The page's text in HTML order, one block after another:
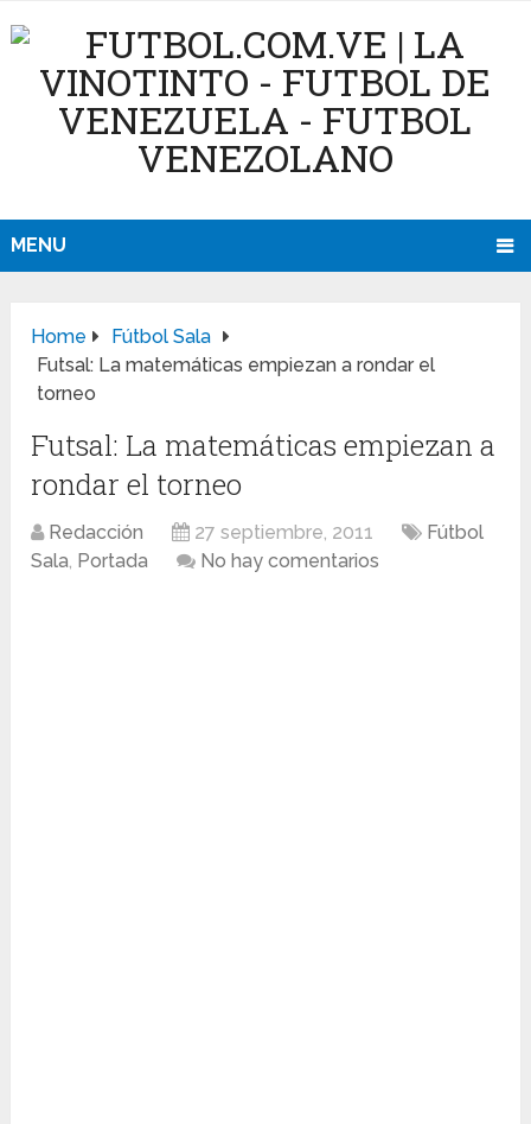
MENU
Home
Fútbol Sala
Futsal: La matemáticas empiezan a rondar el
torneo
Futsal: La matemáticas empiezan a
rondar el torneo
Redacción 27 septiembre, 2011
Fútbol
Sala, Portada No hay comentarios